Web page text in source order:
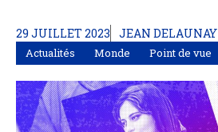
29 JUILLET 2023 JEAN DELAUNAY
Actualités Monde Point de vue